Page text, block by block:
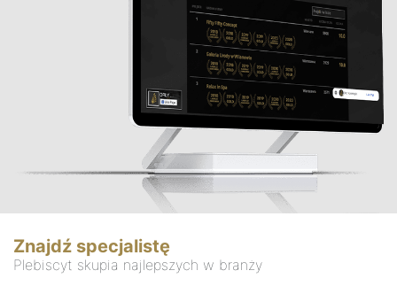
Znajdź specjalistę
Plebiscyt skupia najlepszych w branży